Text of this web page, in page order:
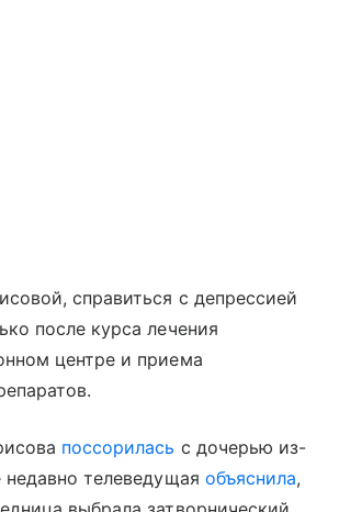
справиться с депрессией
после курса лечения
центре и приема
поссорилась с дочерью из-
недавно телеведущая объяснила,